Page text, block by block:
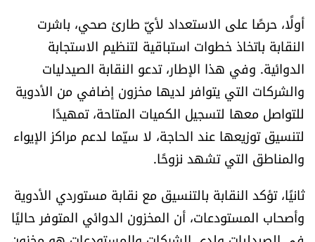
اقرأ تضحك
كاميرا
سجالات
صحّة وصحن
الرياضة
منوّعات
أولًا، حرصًا على الاستعداد لأيّ طارئ صحي، باشرت
النقابة باتخاذ خطوات استباقية لتنظيم الاستجابة
الدوائية. وفي هذا الإطار، تدعو النقابة الصيدليات
والشركات التي يتوافر لديها مخزون إضافي من الأدوية
للتواصل معها لتسجيل الكميات المتاحة، تمهيدًا
لتنسيق توزيعها عند الحاجة، لا سيّما لدعم مراكز الإيواء
والمناطق التي تشهد نزوحًا.
ثانيًا، تؤكد النقابة بالتنسيق مع نقابة مستوردي الأدوية
وأصحاب المستودعات، أن المخزون الدوائي المتوفر حاليًا